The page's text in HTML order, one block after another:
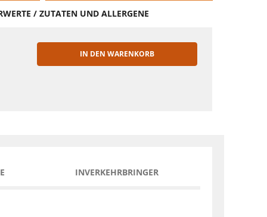
/ ZUTATEN UND ALLERGENE
IN DEN WARENKORB
INVERKEHRBRINGER